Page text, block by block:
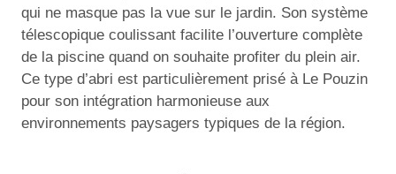
qui ne masque pas la vue sur le jardin. Son système
télescopique coulissant facilite l’ouverture complète
de la piscine quand on souhaite profiter du plein air.
Ce type d’abri est particulièrement prisé à Le Pouzin
pour son intégration harmonieuse aux
environnements paysagers typiques de la région.